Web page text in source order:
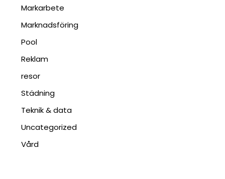
Markarbete
Marknadsföring
Pool
Reklam
resor
Städning
Teknik & data
Uncategorized
Vård